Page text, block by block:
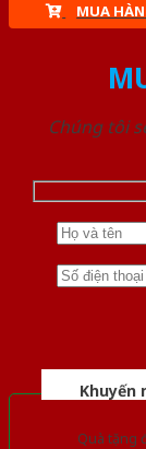
MUA
Chúng tôi
Khuyến
Quà tặng